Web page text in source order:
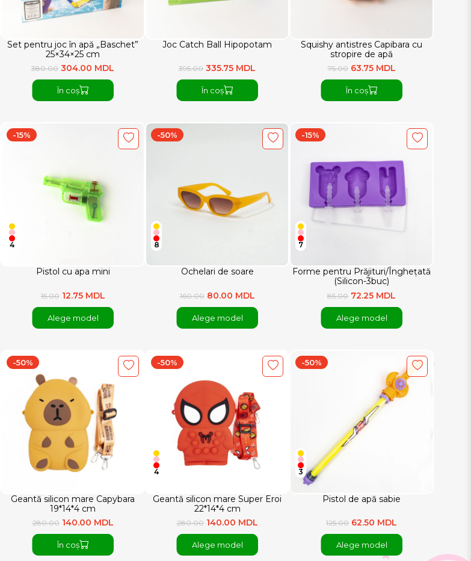
Set pentru joc în apă „Baschet”
25×34×25 cm
380.00 304.00 MDL
În coș
Joc Catch Ball Hipopotam
395.00 335.75 MDL
În coș
Squishy antistres Capibara cu
stropire de apă
75.00 63.75 MDL
În coș
Pistol cu apa mini
-15%
4
15.00 12.75 MDL
Alege model
Ochelari de soare
-50%
8
160.00 80.00 MDL
Alege model
Forme pentru Prăjituri/Înghețată
(Silicon-3buc)
-15%
7
85.00 72.25 MDL
Alege model
Geantă silicon mare Capybara
19*14*4 cm
-50%
280.00 140.00 MDL
În coș
Geantă silicon mare Super Eroi
22*14*4 cm
-50%
4
280.00 140.00 MDL
Alege model
Pistol de apă sabie
-50%
3
125.00 62.50 MDL
Alege model